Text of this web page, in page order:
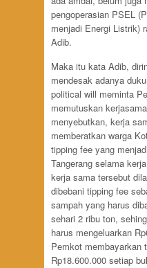
pengoperasian PSEL
menjadi Energi Listrik)
Adib.
Maka itu kata Adib,
mendesak adanya
political will meminta
memutuskan
menyebutkan, kerja
memberatkan warga
tipping fee yang
Tangerang selama
kerja sama tersebut
dibebani tipping fee
sampah yang harus
sehari 2 ribu ton,
harus mengeluarkan
Pemkot membayarkan
Rp18.600.000 setiap